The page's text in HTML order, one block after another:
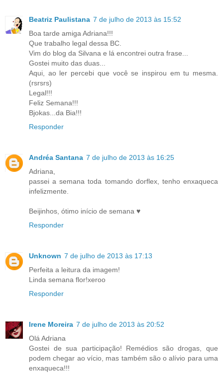
Beatriz Paulistana 7 de julho de 2013 às 15:52
Boa tarde amiga Adriana!!!
Que trabalho legal dessa BC.
Vim do blog da Silvana e lá encontrei outra frase...
Gostei muito das duas...
Aqui, ao ler percebi que você se inspirou em tu mesma.
(rsrsrs)
Legal!!!
Feliz Semana!!!
Bjokas...da Bia!!!
Responder
Andréa Santana 7 de julho de 2013 às 16:25
Adriana,
passei a semana toda tomando dorflex, tenho enxaqueca
infelizmente.
Beijinhos, ótimo início de semana ♥
Responder
Unknown 7 de julho de 2013 às 17:13
Perfeita a leitura da imagem!
Linda semana flor!xeroo
Responder
Irene Moreira 7 de julho de 2013 às 20:52
Olá Adriana
Gostei de sua participação! Remédios são drogas, que
podem chegar ao vício, mas também são o alívio para uma
enxaqueca!!!